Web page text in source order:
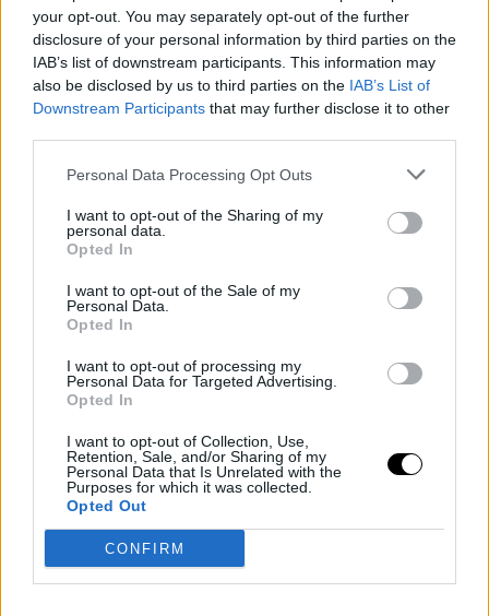
your opt-out. You may separately opt-out of the further
disclosure of your personal information by third parties on the
IAB’s list of downstream participants. This information may
also be disclosed by us to third parties on the IAB’s List of
Downstream Participants that may further disclose it to other
Personal Data Processing Opt Outs
I want to opt-out of the Sharing of my
personal data.
Opted In
I want to opt-out of the Sale of my
Personal Data.
Opted In
I want to opt-out of processing my
Personal Data for Targeted Advertising.
Opted In
I want to opt-out of Collection, Use,
Retention, Sale, and/or Sharing of my
Personal Data that Is Unrelated with the
Purposes for which it was collected.
Opted Out
CONFIRM
Το μυστικό της; Η στρώση διαφορετικών υφών, κρέμας και
πούδρας, με έμφαση στην Easy Bake Pressed Powder της
φινίρισμα.
Μαζί με κραγιόν και σπρέι σετ, αυτά τα προϊόντα εγγυώνται το
απόλυτο μακιγιάζ πληρώματος καμπίνας.
Δείτε το βίντεο: